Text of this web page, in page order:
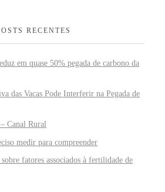
RECENTES
em quase 50% pegada de carbono da
das Vacas Pode Interferir na Pegada de
Canal Rural
medir para compreender
fatores associados à fertilidade de